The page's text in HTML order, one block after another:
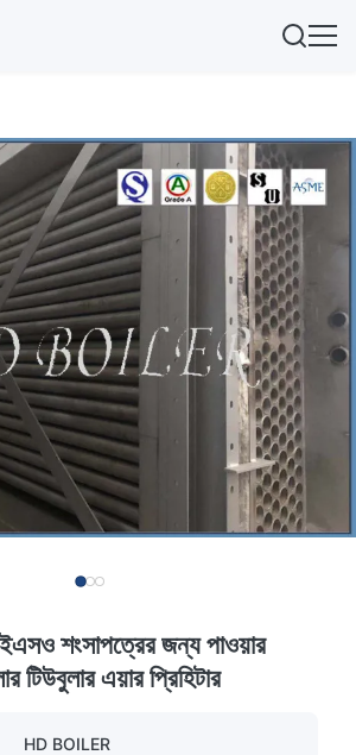
শংসাপত্রের জন্য পাওয়ার
টিউবুলার এয়ার প্রিহিটার
HD BOILER